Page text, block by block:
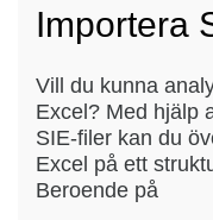
Importera
Vill du kunna
Excel? Med hjälp
SIE-filer kan du
Excel på ett
Beroende på